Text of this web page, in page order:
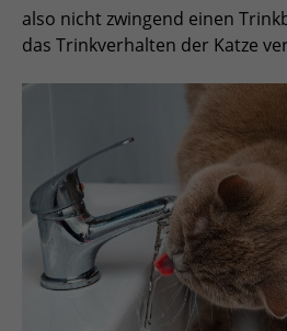
also nicht zwingend einen
das Trinkverhalten der Katze